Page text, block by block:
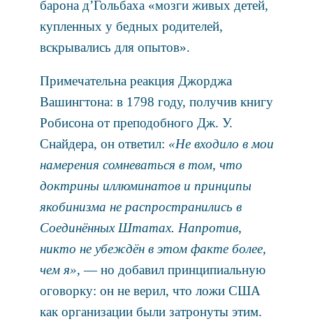
барона д’Гольбаха «мозги живых детей,
купленных у бедных родителей,
вскрывались для опытов».
Примечательна реакция Джорджа
Вашингтона: в 1798 году, получив книгу
Робисона от преподобного Дж. У.
Снайдера, он ответил: «Не входило в мои
намерения сомневаться в том, что
доктрины иллюминатов и принципы
якобинизма не распространились в
Соединённых Штатах. Напротив,
никто не убеждён в этом факте более,
чем я», — но добавил принципиальную
оговорку: он не верил, что ложи США
как организации были затронуты этим.